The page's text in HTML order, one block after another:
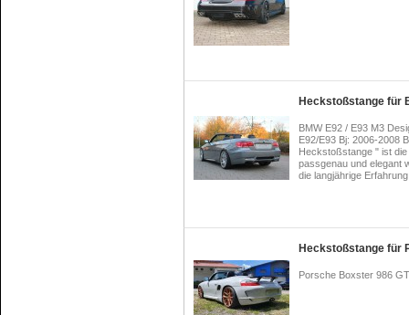
Heckstoßstange für
BMW E92 / E93 M3
E92/E93 Bj: 2006-2008
Heckstoßstange " ist
passgenau und elegant
die langjährige
Heckstoßstange für
Porsche Boxster 986